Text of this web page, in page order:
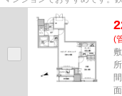
高いです。周辺には、徒歩2分...
(